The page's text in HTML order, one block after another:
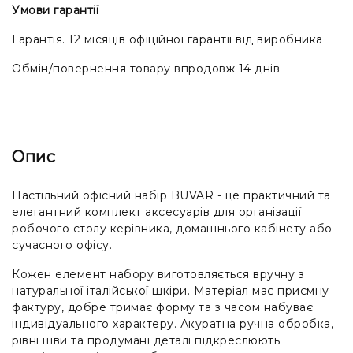
Умови гарантії
Гарантія. 12 місяців офіційної гарантії від виробника
Обмін/повернення товару впродовж 14 днів
Опис
Настільний офісний набір BUVAR - це практичний та
елегантний комплект аксесуарів для організації
робочого столу керівника, домашнього кабінету або
сучасного офісу.
Кожен елемент набору виготовляється вручну з
натуральної італійської шкіри. Матеріал має приємну
фактуру, добре тримає форму та з часом набуває
індивідуального характеру. Акуратна ручна обробка,
рівні шви та продумані деталі підкреслюють